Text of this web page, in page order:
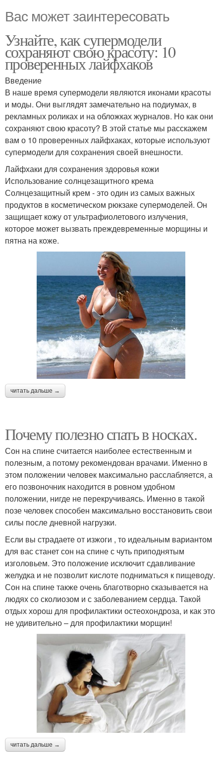
Вас может заинтересовать
Узнайте, как супермодели
сохраняют свою красоту: 10
проверенных лайфхаков
Введение
В наше время супермодели являются иконами красоты
и моды. Они выглядят замечательно на подиумах, в
рекламных роликах и на обложках журналов. Но как они
сохраняют свою красоту? В этой статье мы расскажем
вам о 10 проверенных лайфхаках, которые используют
супермодели для сохранения своей внешности.
Лайфхаки для сохранения здоровья кожи
Использование солнцезащитного крема
Солнцезащитный крем - это один из самых важных
продуктов в косметическом рюкзаке супермоделей. Он
защищает кожу от ультрафиолетового излучения,
которое может вызвать преждевременные морщины и
пятна на коже.
читать дальше →
Почему полезно спать в носках.
Сон на спине считается наиболее естественным и
полезным, а потому рекомендован врачами. Именно в
этом положении человек максимально расслабляется, а
его позвоночник находится в ровном удобном
положении, нигде не перекручиваясь. Именно в такой
позе человек способен максимально восстановить свои
силы после дневной нагрузки.
Если вы страдаете от изжоги , то идеальным вариантом
для вас станет сон на спине с чуть приподнятым
изголовьем. Это положение исключит сдавливание
желудка и не позволит кислоте подниматься к пищеводу.
Сон на спине также очень благотворно сказывается на
людях со сколиозом и с заболеванием сердца. Такой
отдых хорош для профилактики остеохондроза, и как это
не удивительно – для профилактики морщин!
читать дальше →